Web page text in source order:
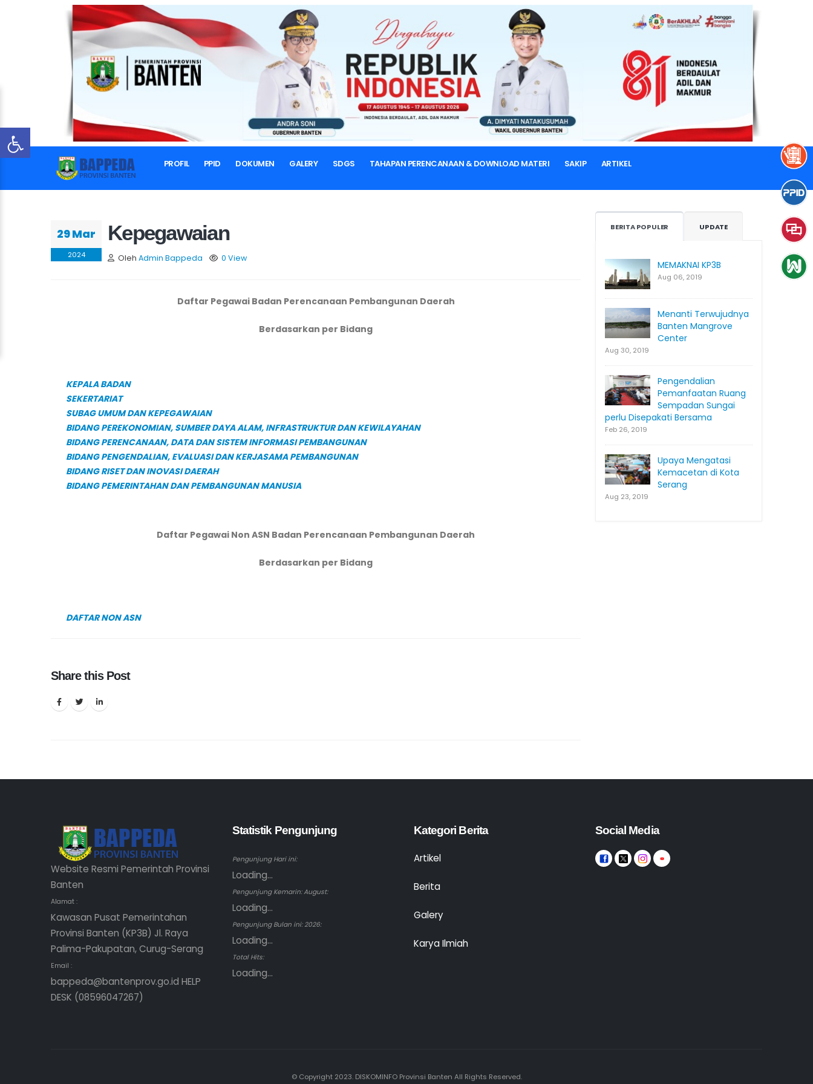
PROFIL PPID DOKUMEN GALERY SDGS TAHAPAN PERENCANAAN & DOWNLOAD MATERI SAKIP ARTIKEL
Kepegawaian
Profil
BERANDA KEPEGAWAIAN
29 Mar
2024
Kepegawaian
Oleh Admin Bappeda 0 View
Daftar Pegawai Badan Perencanaan Pembangunan Daerah
Berdasarkan per Bidang
KEPALA BADAN
SEKERTARIAT
SUBAG UMUM DAN KEPEGAWAIAN
BIDANG PEREKONOMIAN, SUMBER DAYA ALAM, INFRASTRUKTUR DAN KEWILAYAHAN
BIDANG PERENCANAAN, DATA DAN SISTEM INFORMASI PEMBANGUNAN
BIDANG PENGENDALIAN, EVALUASI DAN KERJASAMA PEMBANGUNAN
BIDANG RISET DAN INOVASI DAERAH
BIDANG PEMERINTAHAN DAN PEMBANGUNAN MANUSIA
Daftar Pegawai Non ASN Badan Perencanaan Pembangunan Daerah
Berdasarkan per Bidang
DAFTAR NON ASN
Share this Post
BERITA POPULER UPDATE
MEMAKNAI KP3B
Aug 06, 2019
Menanti Terwujudnya
Banten Mangrove
Center
Aug 30, 2019
Pengendalian
Pemanfaatan Ruang
Sempadan Sungai
perlu Disepakati Bersama
Feb 26, 2019
Upaya Mengatasi
Kemacetan di Kota
Serang
Aug 23, 2019
Website Resmi Pemerintah Provinsi
Banten
Alamat :
Kawasan Pusat Pemerintahan
Provinsi Banten (KP3B) Jl. Raya
Palima-Pakupatan, Curug-Serang
Email :
bappeda@bantenprov.go.id HELP
DESK (08596047267)
Statistik Pengunjung
Pengunjung Hari ini:
Loading...
Pengunjung Kemarin: August:
Loading...
Pengunjung Bulan ini: 2026:
Loading...
Total Hits:
Loading...
Kategori Berita
Artikel
Berita
Galery
Karya Ilmiah
Social Media
© Copyright 2023. DISKOMINFO Provinsi Banten All Rights Reserved.